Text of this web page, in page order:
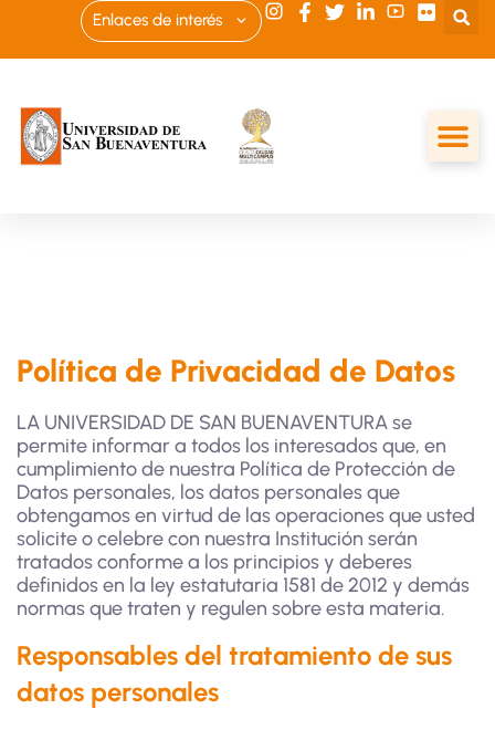
Enlaces de interés
Política de Privacidad de Datos
LA UNIVERSIDAD DE SAN BUENAVENTURA se
permite informar a todos los interesados que, en
cumplimiento de nuestra Política de Protección de
Datos personales, los datos personales que
obtengamos en virtud de las operaciones que usted
solicite o celebre con nuestra Institución serán
tratados conforme a los principios y deberes
definidos en la ley estatutaria 1581 de 2012 y demás
normas que traten y regulen sobre esta materia.
Responsables del tratamiento de sus
datos personales